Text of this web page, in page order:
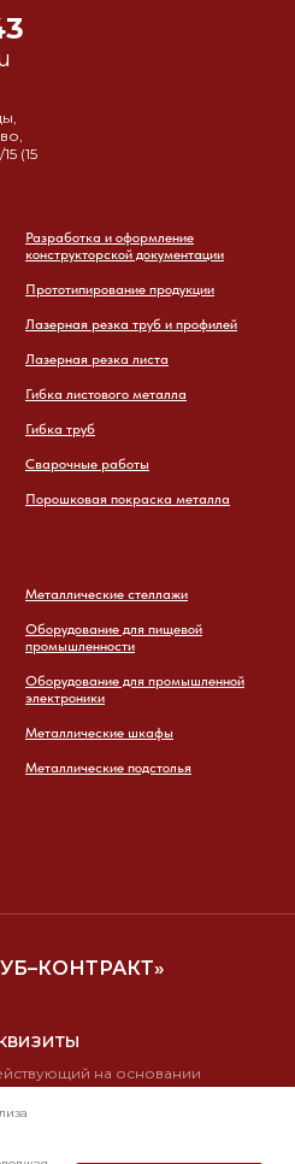
(15
Разработка и оформление
конструкторской документации
Прототипирование продукции
Лазерная резка труб и профилей
Лазерная резка листа
Гибка листового металла
Гибка труб
Сварочные работы
Порошковая покраска металла
Металлические стеллажи
Оборудование для пищевой
промышленности
Оборудование для промышленной
электроники
Металлические шкафы
Металлические подстолья
на основании
от 16.11.99г
8295 КПП 0